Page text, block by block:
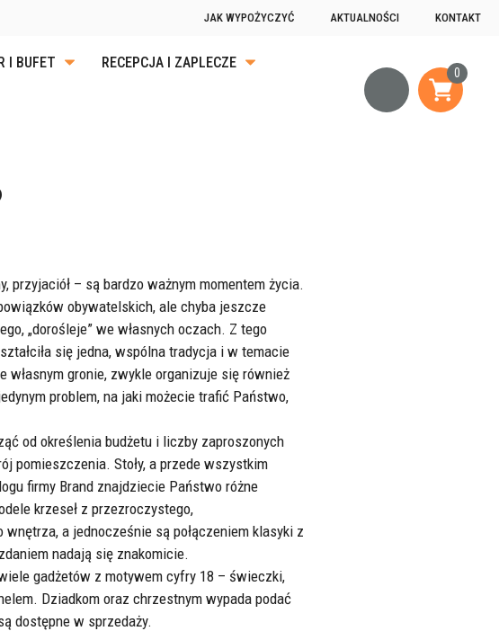
JAK WYPOŻYCZYĆ AKTUALNOŚCI KONTAKT
I BUFET RECEPCJA I ZAPLECZE
ODDZIELAJĄCE
przyjaciół – są bardzo ważnym momentem życia.
obywatelskich, ale chyba jeszcze
„dorośleje” we własnych oczach. Z tego
się jedna, wspólna tradycja i w temacie
gronie, zwykle organizuje się również
problem, na jaki możecie trafić Państwo,
od określenia budżetu i liczby zaproszonych
pomieszczenia. Stoły, a przede wszystkim
firmy Brand znajdziecie Państwo różne
krzeseł z przezroczystego,
a jednocześnie są połączeniem klasyki z
nadają się znakomicie.
gadżetów z motywem cyfry 18 – świeczki,
Dziadkom oraz chrzestnym wypada podać
dostępne w sprzedaży.